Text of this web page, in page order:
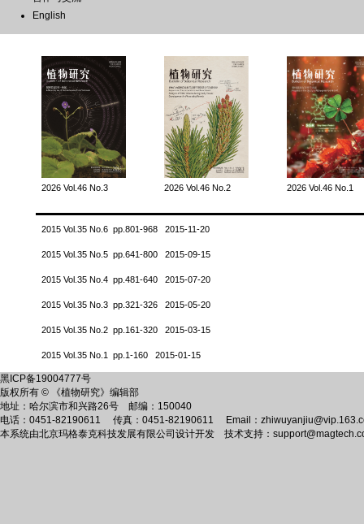
English
2026 Vol.46 No.3 2026 Vol.46 No.2 2026 Vol.46 No.1
2015 Vol.35 No.6 pp.801-968 2015-11-20
2015 Vol.35 No.5 pp.641-800 2015-09-15
2015 Vol.35 No.4 pp.481-640 2015-07-20
2015 Vol.35 No.3 pp.321-326 2015-05-20
2015 Vol.35 No.2 pp.161-320 2015-03-15
2015 Vol.35 No.1 pp.1-160 2015-01-15
黑ICP备19004777号
版权所有 © 《植物研究》编辑部
地址：哈尔滨市和兴路26号 邮编：150040
电话：0451-82190611 传真：0451-82190611 Email：
本系统由北京玛格泰克科技发展有限公司 设计开发 技术支持：